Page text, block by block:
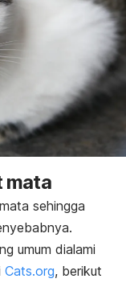
mata
sehingga
umum dialami
Cats.org, berikut